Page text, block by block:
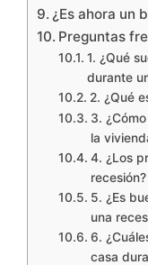
¿Es ahora un
Preguntas
1. ¿Qué
durante
2. ¿Qué
3.
la
4. ¿Los
recesión?
5. ¿Es
una
6.
casa